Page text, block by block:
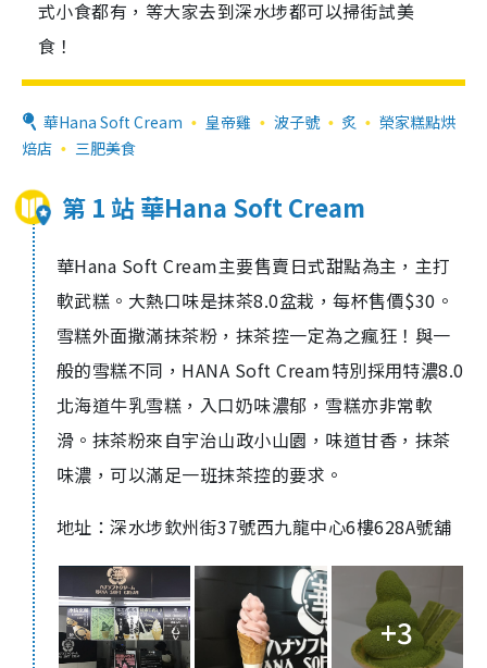
式小食都有，等大家去到深水埗都可以掃街試美
食！
華Hana Soft Cream 皇帝雞 波子號 炙
榮家糕點烘
焙店
三肥美食
第 1 站 華Hana Soft Cream
華Hana Soft Cream主要售賣日式甜點為主，主打
軟武糕。大熱口味是抹茶8.0盆栽，每杯售價$30。
雪糕外面撒滿抹茶粉，抹茶控一定為之瘋狂！與一
般的雪糕不同，HANA Soft Cream特別採用特濃8.0
北海道牛乳雪糕，入口奶味濃郁，雪糕亦非常軟
滑。抹茶粉來自宇治山政小山園，味道甘香，抹茶
味濃，可以滿足一班抹茶控的要求。
地址：深水埗欽州街37號西九龍中心6樓628A號舖
+3